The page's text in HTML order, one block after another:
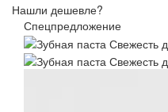
Нашли дешевле?
Спецпредложение